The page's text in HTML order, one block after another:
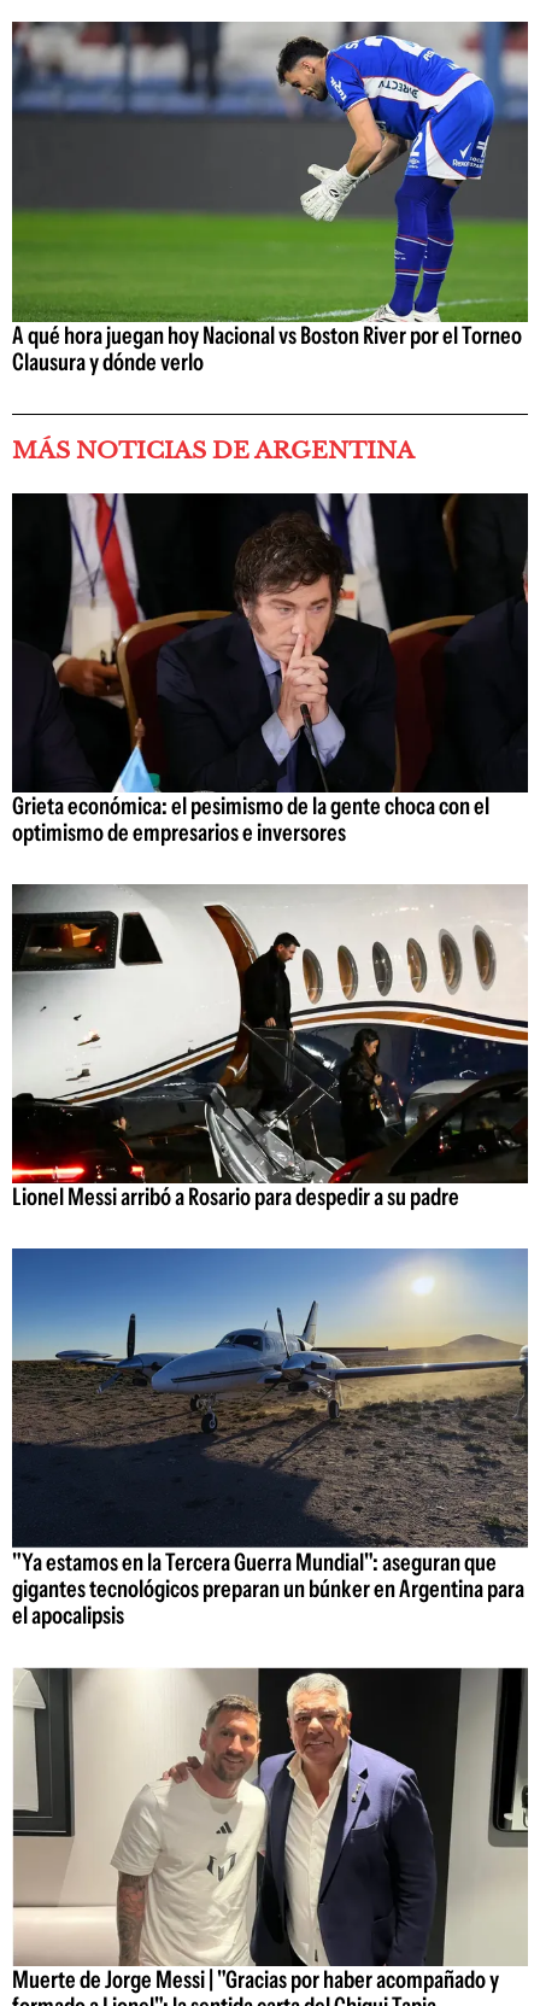
A qué hora juegan hoy Nacional vs Boston River por el Torneo
Clausura y dónde verlo
MÁS NOTICIAS DE ARGENTINA
Grieta económica: el pesimismo de la gente choca con el
optimismo de empresarios e inversores
Lionel Messi arribó a Rosario para despedir a su padre
"Ya estamos en la Tercera Guerra Mundial": aseguran que
gigantes tecnológicos preparan un búnker en Argentina para
el apocalipsis
Muerte de Jorge Messi | "Gracias por haber acompañado y